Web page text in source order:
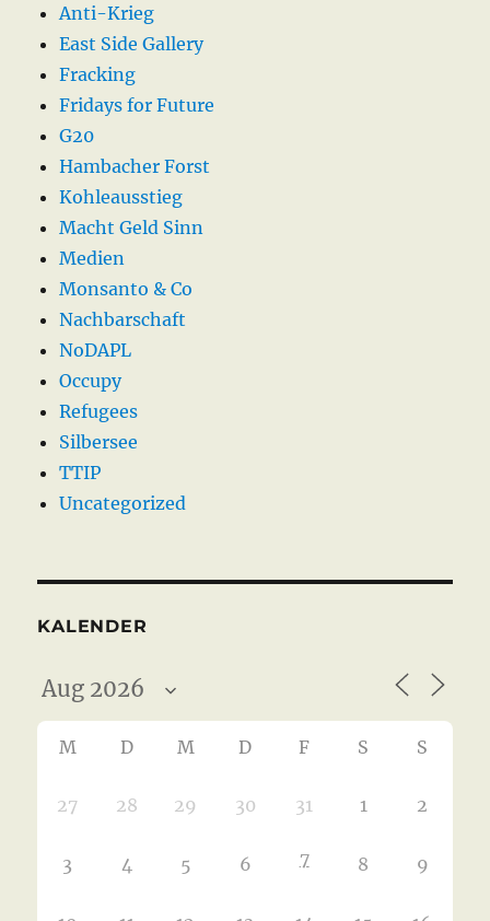
Anti-Krieg
East Side Gallery
Fracking
Fridays for Future
G20
Hambacher Forst
Kohleausstieg
Macht Geld Sinn
Medien
Monsanto & Co
Nachbarschaft
NoDAPL
Occupy
Refugees
Silbersee
TTIP
Uncategorized
KALENDER
M D M D F S S
27 28 29 30 31 1 2
3 4 5 6 7 8 9